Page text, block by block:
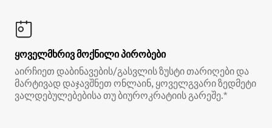
ყოველმხრივ მოქნილი პირობები
აირჩიეთ დაბინავების/გასვლის ზუსტი თარიღები და
მარტივად დაჯავშნეთ ონლაინ, ყოველგვარი ზედმეტი
ვალდებულებებისა თუ ბიუროკრატიის გარეშე.*